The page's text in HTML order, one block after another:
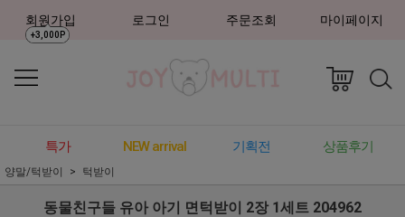
회원가입
+3,000P
로그인 주문조회 마이페이지
특가 NEW arrival 기획전 상품후기
양말/턱받이 턱받이
동물친구들 유아 아기 면턱받이 2장 1세트 204962